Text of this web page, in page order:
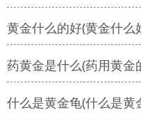
黄金什么的好(黄金什么
药黄金是什么(药用黄金
什么是黄金龟(什么是黄